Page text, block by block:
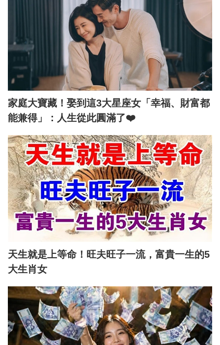
家庭大寶藏！娶到這3大星座女「幸福、財富都
能兼得」：人生從此圓滿了❤️
天生就是上等命！旺夫旺子一流，富貴一生的5
大生肖女